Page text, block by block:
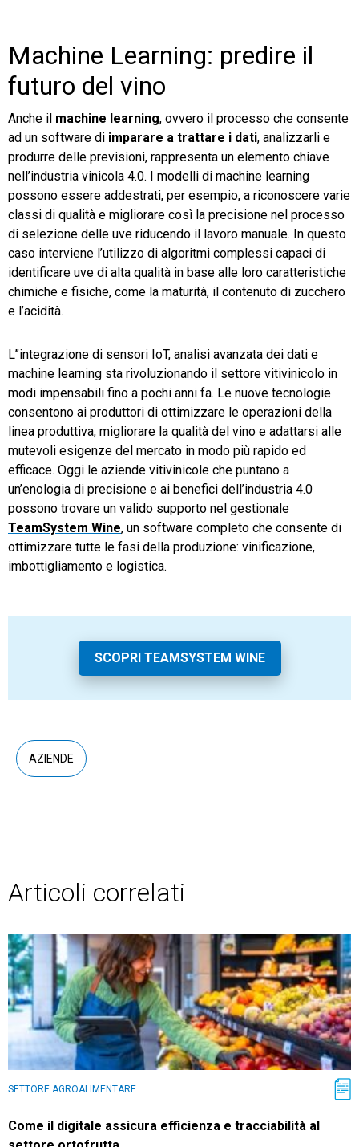
Machine Learning: predire il
futuro del vino
Anche il machine learning, ovvero il processo che consente
ad un software di imparare a trattare i dati, analizzarli e
produrre delle previsioni, rappresenta un elemento chiave
nell’industria vinicola 4.0. I modelli di machine learning
possono essere addestrati, per esempio, a riconoscere varie
classi di qualità e migliorare così la precisione nel processo
di selezione delle uve riducendo il lavoro manuale. In questo
caso interviene l’utilizzo di algoritmi complessi capaci di
identificare uve di alta qualità in base alle loro caratteristiche
chimiche e fisiche, come la maturità, il contenuto di zucchero
e l’acidità.
L’’integrazione di sensori IoT, analisi avanzata dei dati e
machine learning sta rivoluzionando il settore vitivinicolo in
modi impensabili fino a pochi anni fa. Le nuove tecnologie
consentono ai produttori di ottimizzare le operazioni della
linea produttiva, migliorare la qualità del vino e adattarsi alle
mutevoli esigenze del mercato in modo più rapido ed
efficace. Oggi le aziende vitivinicole che puntano a
un’enologia di precisione e ai benefici dell’industria 4.0
possono trovare un valido supporto nel gestionale
TeamSystem Wine, un software completo che consente di
ottimizzare tutte le fasi della produzione: vinificazione,
imbottigliamento e logistica.
SCOPRI TEAMSYSTEM WINE
AZIENDE
Articoli correlati
SETTORE AGROALIMENTARE
Come il digitale assicura efficienza e tracciabilità al